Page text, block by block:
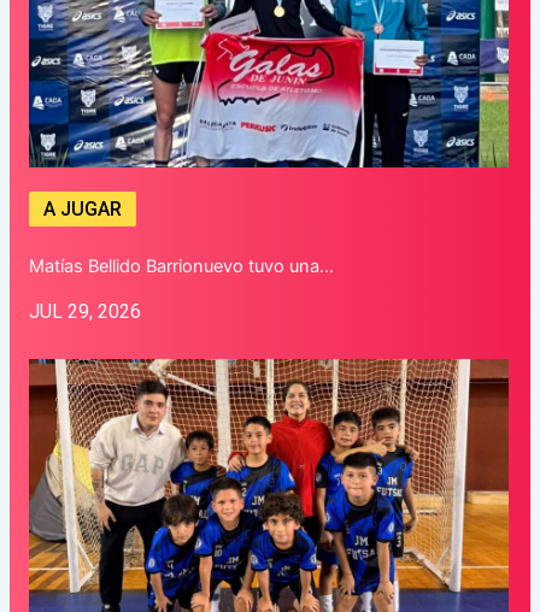
A JUGAR
Matías Bellido Barrionuevo tuvo una…
JUL 29, 2026